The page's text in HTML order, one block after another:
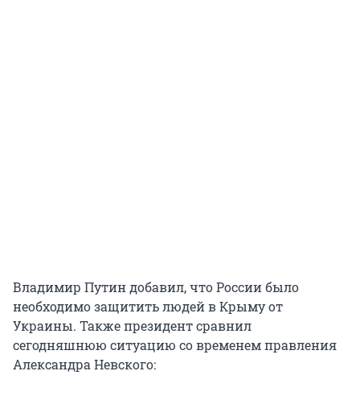
Владимир Путин добавил, что России было
необходимо защитить людей в Крыму от
Украины. Также президент сравнил
сегодняшнюю ситуацию со временем правления
Александра Невского: